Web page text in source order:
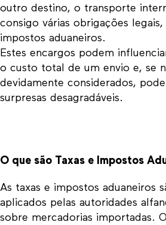
outro destino, o transporte
consigo várias obrigações
impostos aduaneiros.
Estes encargos podem
o custo total de um envio e, se
devidamente considerados,
surpresas desagradáveis.
O que são Taxas e Impostos
As taxas e impostos aduaneiros
aplicados pelas autoridades
sobre mercadorias importadas.